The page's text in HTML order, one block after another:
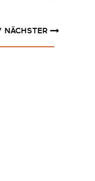
NÄCHSTER